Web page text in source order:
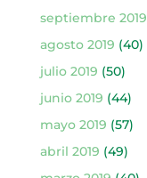
septiembre 2019
agosto 2019 (40)
julio 2019 (50)
junio 2019 (44)
mayo 2019 (57)
abril 2019 (49)